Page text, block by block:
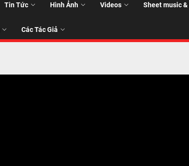
Tin Tức Hình Ảnh Videos Sheet music
Các Tác Giả